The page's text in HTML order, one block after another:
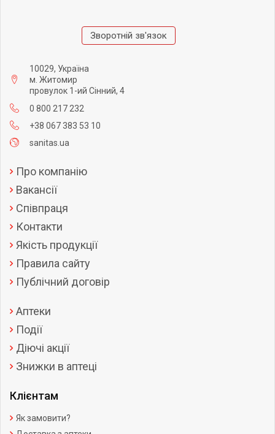
Зворотній зв'язок
10029, Україна
м. Житомир
провулок 1-ий Сінний, 4
0 800 217 232
+38 067 383 53 10
sanitas.ua
Про компанію
Вакансії
Співпраця
Контакти
Якість продукції
Правила сайту
Публічний договір
Аптеки
Події
Діючі акції
Знижки в аптеці
Клієнтам
Як замовити?